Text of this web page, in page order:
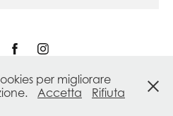
P.I. IT02475570301
per migliorare
Accetta Rifiuta